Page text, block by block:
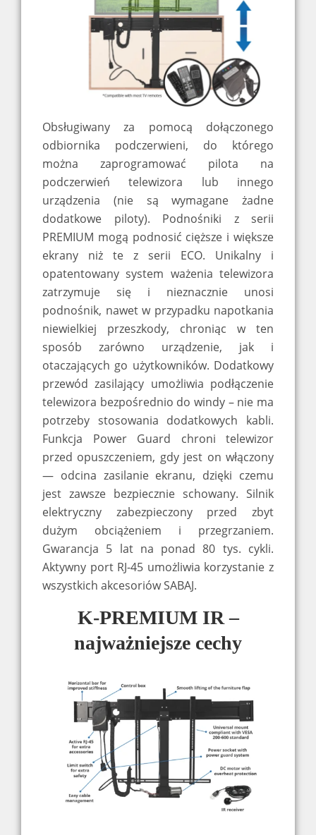
Obsługiwany za pomocą dołączonego
odbiornika podczerwieni, do którego
można zaprogramować pilota na
podczerwień telewizora lub innego
urządzenia (nie są wymagane żadne
dodatkowe piloty). Podnośniki z serii
PREMIUM mogą podnosić cięższe i większe
ekrany niż te z serii ECO. Unikalny i
opatentowany system ważenia telewizora
zatrzymuje się i nieznacznie unosi
podnośnik, nawet w przypadku napotkania
niewielkiej przeszkody, chroniąc w ten
sposób zarówno urządzenie, jak i
otaczających go użytkowników. Dodatkowy
przewód zasilający umożliwia podłączenie
telewizora bezpośrednio do windy – nie ma
potrzeby stosowania dodatkowych kabli.
Funkcja Power Guard chroni telewizor
przed opuszczeniem, gdy jest on włączony
— odcina zasilanie ekranu, dzięki czemu
jest zawsze bezpiecznie schowany. Silnik
elektryczny zabezpieczony przed zbyt
dużym obciążeniem i przegrzaniem.
Gwarancja 5 lat na ponad 80 tys. cykli.
Aktywny port RJ-45 umożliwia korzystanie z
wszystkich akcesoriów SABAJ.
K-PREMIUM IR –
najważniejsze cechy